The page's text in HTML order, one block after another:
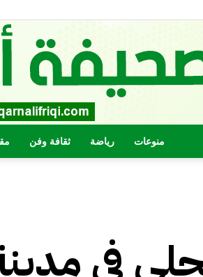
ثقافة وفن رياضة منوعات
في مدينة